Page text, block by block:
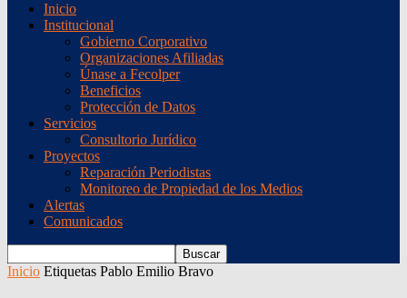
Inicio
Institucional
Gobierno Corporativo
Organizaciones Afiliadas
Únase a Fecolper
Beneficios
Protección de Datos
Servicios
Consultorio Jurídico
Proyectos
Reparación Periodistas
Monitoreo de Propiedad de los Medios
Alertas
Comunicados
Inicio Etiquetas Pablo Emilio Bravo